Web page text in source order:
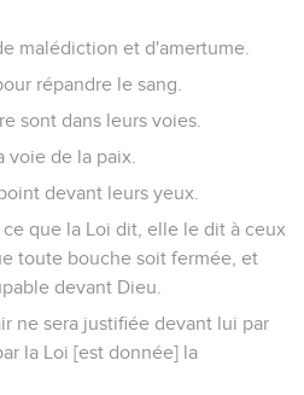
malédiction et d'amertume.
répandre le sang.
sont dans leurs voies.
voie de la paix.
devant leurs yeux.
que la Loi dit, elle le dit à ceux
toute bouche soit fermée, et
devant Dieu.
ne sera justifiée devant lui par
la Loi [est donnée] la